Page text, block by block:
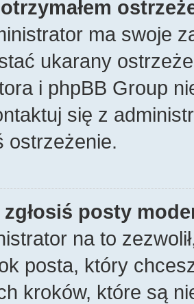
ma swoje
ukarany
i phpBB Group
się z
ostrzeżenie.
posty
na to
posta, który
kroków, które są